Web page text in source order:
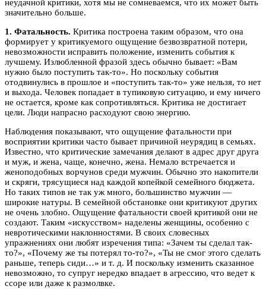
неудачной критики, хотя мы не сомневаемся, что их может быть
значительно больше.
1. Фатальность. Критика построена таким образом, что она
формирует у критикуемого ощущение безвозвратной потери,
невозможности исправить положение, изменить события к
лучшему. Излюбленной фразой здесь обычно бывает: «Вам
нужно было поступить так-то». Но поскольку события
отодвинулись в прошлое и «поступить так-то» уже нельзя, то нет
и выхода. Человек попадает в тупиковую ситуацию, и ему ничего
не остается, кроме как сопротивляться. Критика не достигает
цели. Люди напрасно расходуют свою энергию.
Наблюдения показывают, что ощущение фатальности при
восприятии критики часто бывает причиной неурядиц в семьях.
Известно, что критические замечания делают в адрес друг друга
и муж, и жена, чаще, конечно, жена. Немало встречается и
женоподобных ворчунов среди мужчин. Обычно это накопители
и скряги, трясущиеся над каждой копейкой семейного бюджета.
Но таких типов не так уж много, большинство мужчин —
широкие натуры. В семейной обстановке они критикуют других
не очень злобно. Ощущение фатальности своей критикой они не
создают. Таким «искусством» наделены женщины, особенно с
невротическими наклонностями. В своих словесных
упражнениях они любят изречения типа: «Зачем ты сделал так-
то?», «Почему же ты потерял то-то?», «Ты не смог этого сделать
раньше, теперь сиди…» и т. д. И поскольку изменить сказанное
невозможно, то супруг нередко впадает в агрессию, что ведет к
ссоре или даже к размолвке.